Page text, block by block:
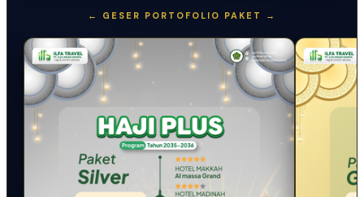
← GESER PORTOFOLIO PAKET →